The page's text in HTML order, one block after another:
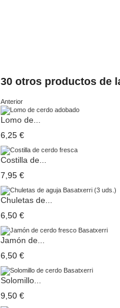
30 otros productos de
Anterior
Lomo de...
6,25 €
Costilla de...
7,95 €
Chuletas de...
6,50 €
Jamón de...
6,50 €
Solomillo...
9,50 €